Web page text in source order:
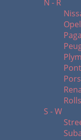
N - R
Opel
S - W